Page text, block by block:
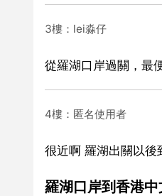
3樓：lei淼仔
從羅湖口岸過關，最
4樓：匿名使用者
很近啊 羅湖出關以後
羅湖口岸到香港